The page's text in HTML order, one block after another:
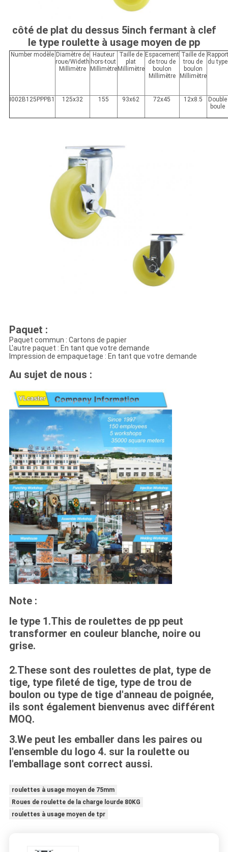
côté de plat du dessus 5inch fermant à clef
le type roulette à usage moyen de pp
Number modèle Diamètre de
roue/Wideth
Millimètre
Hauteur
hors-tout
Millimètre
Taille de
plat
Millimètre
Espacement
de trou de
boulon
Millimètre
Taille de
trou de
boulon
Millimètre
Rapport
du type
I002B125PPPB1 125x32 155 93x62 72x45 12x8.5
Double
boule
Paquet :
Paquet commun : Cartons de papier
L'autre paquet : En tant que votre demande
Impression de empaquetage : En tant que votre demande
Au sujet de nous :
Note :
le type 1.This de roulettes de pp peut
transformer en couleur blanche, noire ou
grise.
2.These sont des roulettes de plat, type de
tige, type fileté de tige, type de trou de
boulon ou type de tige d'anneau de poignée,
ils sont également bienvenus avec différent
MOQ.
3.We peut les emballer dans les paires ou
l'ensemble du logo 4. sur la roulette ou
l'emballage sont correct aussi.
roulettes à usage moyen de 75mm
Roues de roulette de la charge lourde 80KG
roulettes à usage moyen de tpr